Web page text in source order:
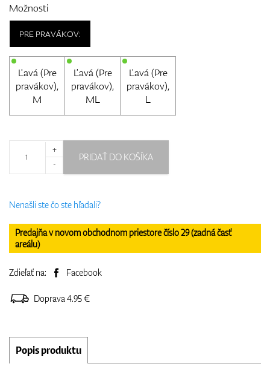
Možnosti
PRE PRAVÁKOV:
Ľavá (Pre
pravákov),
M
Ľavá (Pre
pravákov),
ML
Ľavá (Pre
pravákov),
L
+
-
PRIDAŤ DO KOŠÍKA
Nenašli ste čo ste hľadali?
Predajňa v novom obchodnom priestore číslo 29 (zadná časť
areálu)
Zdieľať na: Facebook
Doprava 4.95 €
Popis produktu